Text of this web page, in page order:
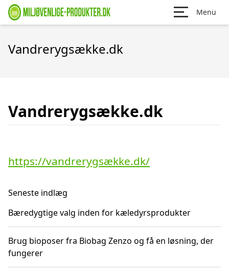
Menu
Vandrerygsække.dk
Vandrerygsække.dk
https://vandrerygsække.dk/
Seneste indlæg
Bæredygtige valg inden for kæledyrsprodukter
Brug bioposer fra Biobag Zenzo og få en løsning, der
fungerer